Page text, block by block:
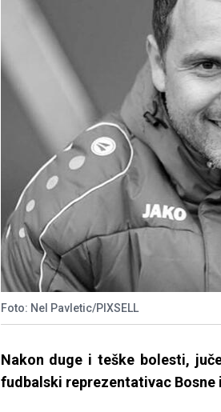
Foto: Nel Pavletic/PIXSELL
Nakon duge i teške bolesti,
fudbalski reprezentativac